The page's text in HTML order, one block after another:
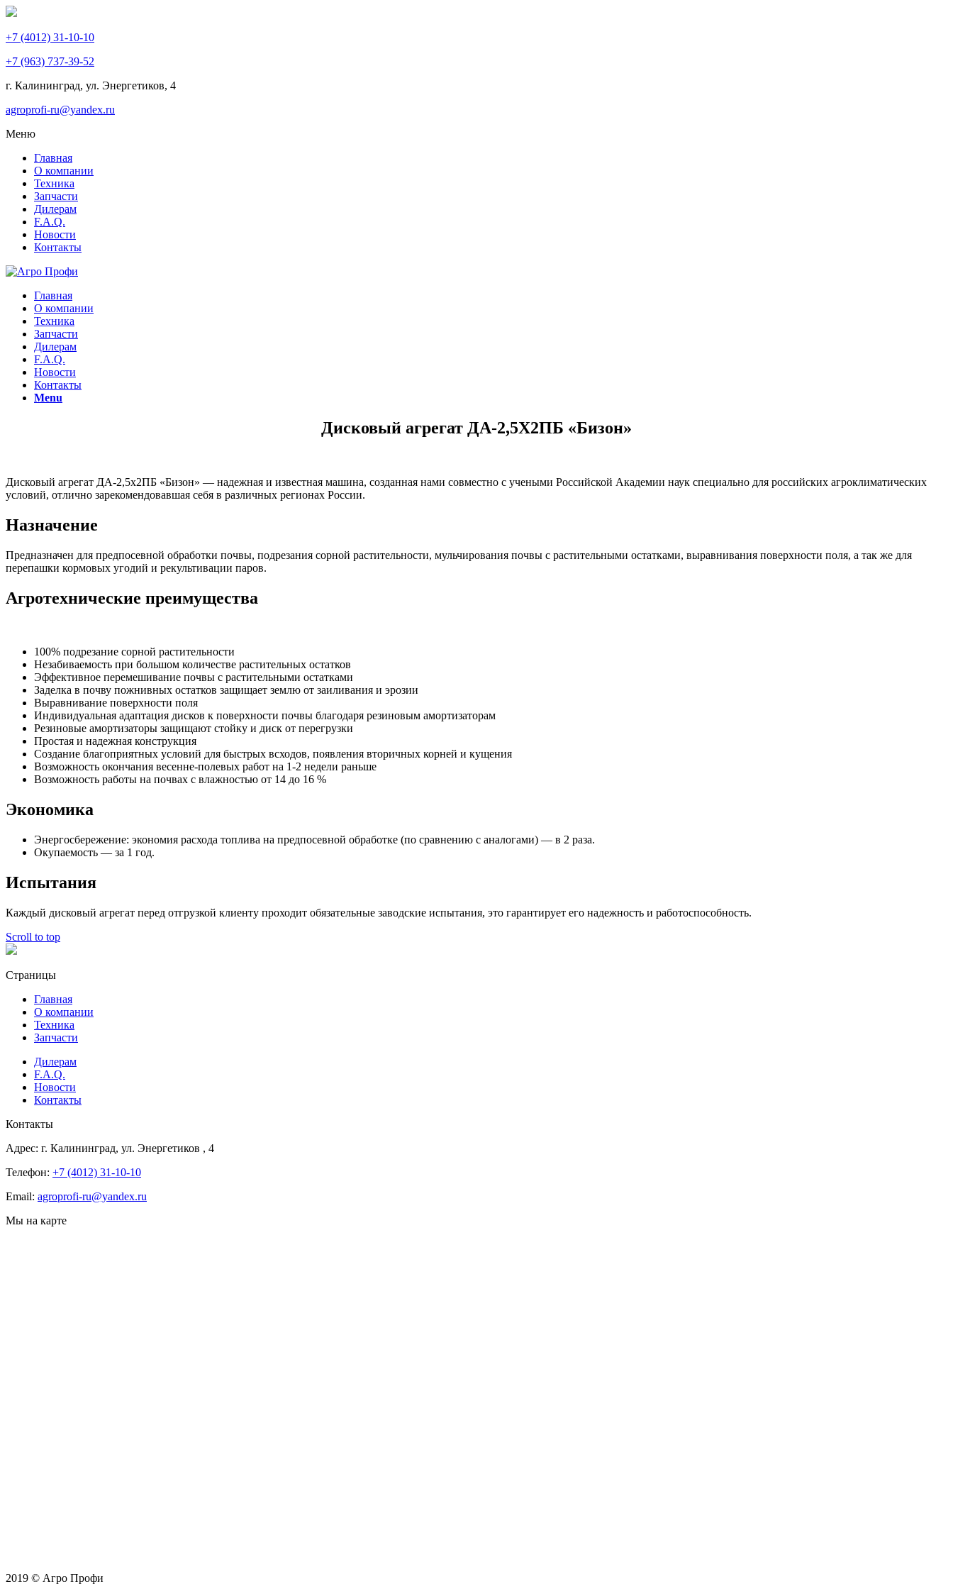
+7 (4012) 31-10-10
+7 (963) 737-39-52
г. Калининград, ул. Энергетиков, 4
agroprofi-ru@yandex.ru
Меню
Главная
О компании
Техника
Запчасти
Дилерам
F.A.Q.
Новости
Контакты
Главная
О компании
Техника
Запчасти
Дилерам
F.A.Q.
Новости
Контакты
Menu
Дисковый агрегат ДА-2,5Х2ПБ «Бизон»
Дисковый агрегат ДА-2,5х2ПБ «Бизон» — надежная и известная машина, созданная нами совместно с учеными Российской Академии наук специально для российских агроклиматических
условий, отлично зарекомендовавшая себя в различных регионах России.
Назначение
Предназначен для предпосевной обработки почвы, подрезания сорной растительности, мульчирования почвы с растительными остатками, выравнивания поверхности поля, а так же для
перепашки кормовых угодий и рекультивации паров.
Агротехнические преимущества
100% подрезание сорной растительности
Незабиваемость при большом количестве растительных остатков
Эффективное перемешивание почвы с растительными остатками
Заделка в почву пожнивных остатков защищает землю от заиливания и эрозии
Выравнивание поверхности поля
Индивидуальная адаптация дисков к поверхности почвы благодаря резиновым амортизаторам
Резиновые амортизаторы защищают стойку и диск от перегрузки
Простая и надежная конструкция
Создание благоприятных условий для быстрых всходов, появления вторичных корней и кущения
Возможность окончания весенне-полевых работ на 1-2 недели раньше
Возможность работы на почвах с влажностью от 14 до 16 %
Экономика
Энергосбережение: экономия расхода топлива на предпосевной обработке (по сравнению с аналогами) — в 2 раза.
Окупаемость — за 1 год.
Испытания
Каждый дисковый агрегат перед отгрузкой клиенту проходит обязательные заводские испытания, это гарантирует его надежность и работоспособность.
Scroll to top
Страницы
Главная
О компании
Техника
Запчасти
Дилерам
F.A.Q.
Новости
Контакты
Контакты
Адрес: г. Калининград, ул. Энергетиков , 4
Телефон: +7 (4012) 31-10-10
Email: agroprofi-ru@yandex.ru
Мы на карте
2019 © Агро Профи